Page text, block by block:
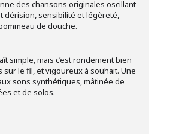
des chansons originales oscillant
dérision, sensibilité et légèreté,
de douche.
simple, mais c’est rondement bien
sur le fil, et vigoureux à souhait. Une
sons synthétiques, mâtinée de
et de solos.